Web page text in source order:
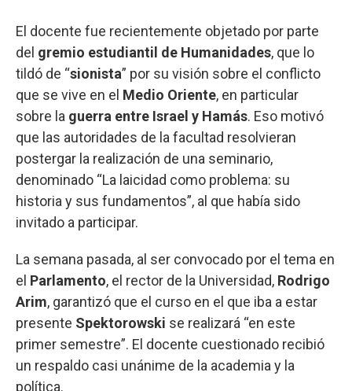
El docente fue recientemente objetado por parte
del gremio estudiantil de Humanidades, que lo
tildó de “sionista” por su visión sobre el conflicto
que se vive en el Medio Oriente, en particular
sobre la guerra entre Israel y Hamás. Eso motivó
que las autoridades de la facultad resolvieran
postergar la realización de una seminario,
denominado “La laicidad como problema: su
historia y sus fundamentos”, al que había sido
invitado a participar.
La semana pasada, al ser convocado por el tema en
el Parlamento, el rector de la Universidad, Rodrigo
Arim, garantizó que el curso en el que iba a estar
presente Spektorowski se realizará “en este
primer semestre”. El docente cuestionado recibió
un respaldo casi unánime de la academia y la
política.